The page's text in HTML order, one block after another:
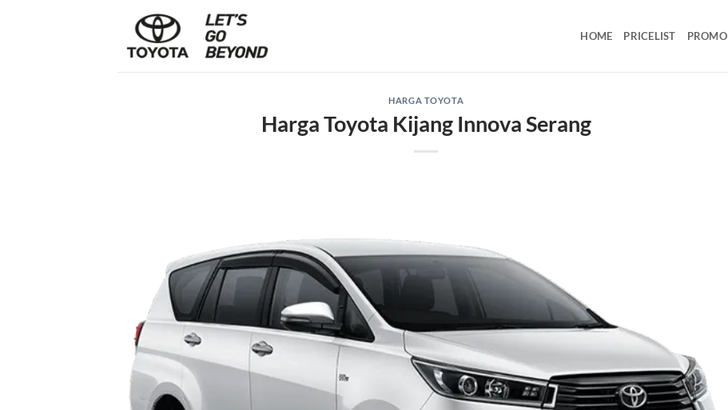
HOME PRICELIST PROMO
HARGA TOYOTA
Harga Toyota Kijang Innova Serang